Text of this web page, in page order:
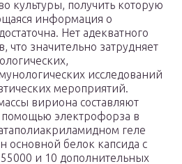
культуры, получить которую
информация о
Нет адекватного
что значительно затрудняет
исследований
мероприятий.
вириона составляют
электрофорза в
геле
белок капсида с
и 10 дополнительных